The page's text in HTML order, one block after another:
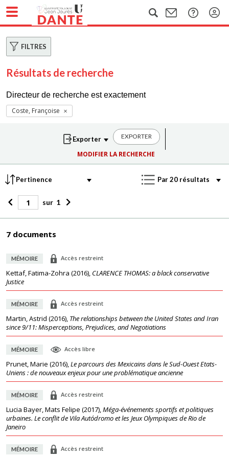
FILTRES
Résultats de recherche
Directeur de recherche est exactement
Coste, Françoise
EXPORTER
MODIFIER LA RECHERCHE
sur 1
7 documents
MÉMOIRE Accès restreint
Kettaf, Fatima-Zohra (2016), CLARENCE THOMAS: a black conservative
Justice
MÉMOIRE Accès restreint
Martin, Astrid (2016), The relationships between the United States and Iran
since 9/11: Misperceptions, Prejudices, and Negotiations
MÉMOIRE Accès libre
Prunet, Marie (2016),Le parcours des Mexicains dans le Sud-Ouest Etats-
Uniens : de nouveaux enjeux pour une problématique ancienne
MÉMOIRE Accès restreint
Lucia Bayer, Mats Felipe (2017),Méga-événements sportifs et politiques
urbaines. Le conflit de Vila Autódromo et les Jeux Olympiques de Rio de
Janeiro
MÉMOIRE Accès restreint